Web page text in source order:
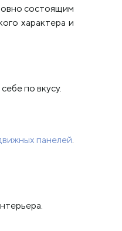
состоящим
характера и
по вкусу.
панелей